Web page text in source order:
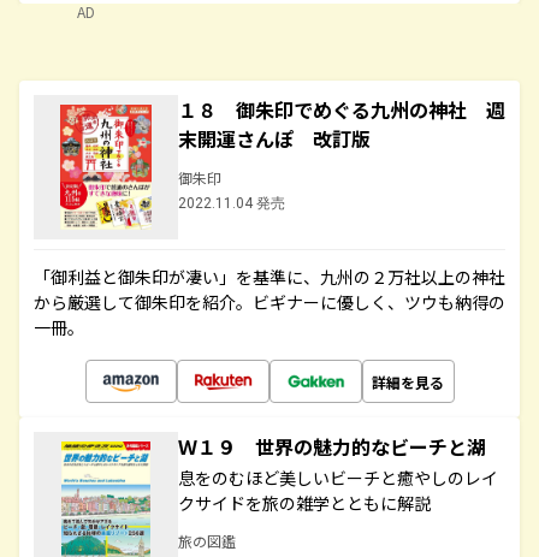
AD
１８ 御朱印でめぐる九州の神社 週
末開運さんぽ 改訂版
御朱印
2022.11.04 発売
「御利益と御朱印が凄い」を基準に、九州の２万社以上の神社
から厳選して御朱印を紹介。ビギナーに優しく、ツウも納得の
一冊。
詳細を見る
Ｗ１９ 世界の魅力的なビーチと湖
息をのむほど美しいビーチと癒やしのレイ
クサイドを旅の雑学とともに解説
旅の図鑑